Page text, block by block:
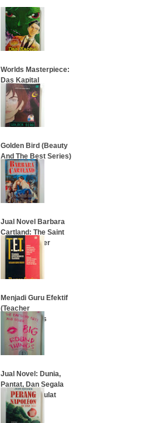
Worlds Masterpiece:
Das Kapital
…
Golden Bird (Beauty
And The Best Series)
…
Jual Novel Barbara
Cartland: The Saint
and The Sinner
Menjadi Guru Efektif
(Teacher
Effectiveness
Training)
Jual Novel: Dunia,
Pantat, Dan Segala
Yang Bulat-Bulat